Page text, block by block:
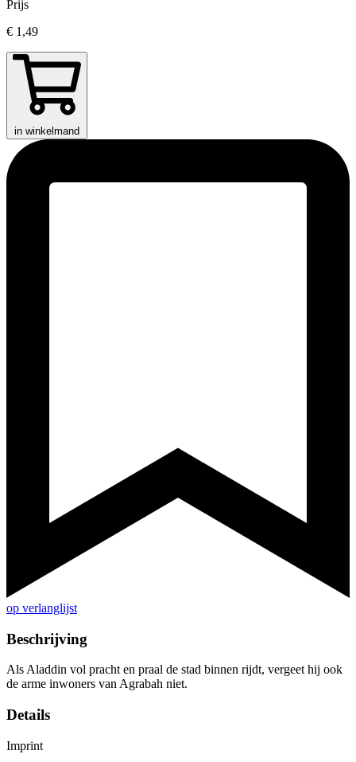
Prijs
€ 1,49
in winkelmand
op verlanglijst
Beschrijving
Als Aladdin vol pracht en praal de stad binnen rijdt, vergeet hij ook
de arme inwoners van Agrabah niet.
Details
Imprint